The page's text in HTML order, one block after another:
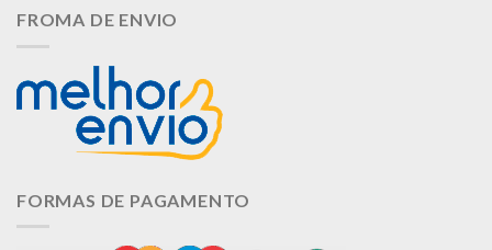
FROMA DE ENVIO
FORMAS DE PAGAMENTO